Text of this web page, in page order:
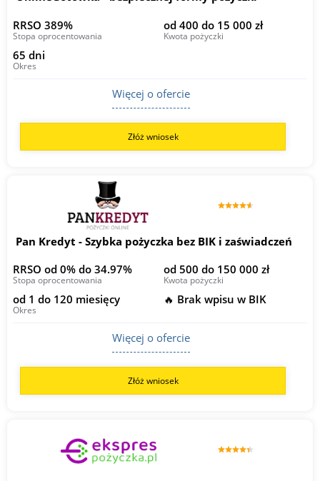
RRSO 389%
Stopa oprocentowania
od 400 do 15 000 zł
Kwota pożyczki
65 dni
Okres
Więcej o ofercie
Złóż wniosek
Pan Kredyt - Szybka pożyczka bez BIK i zaświadczeń
RRSO od 0% do 34.97%
Stopa oprocentowania
od 500 do 150 000 zł
Kwota pożyczki
od 1 do 120 miesięcy
Okres
🔥 Brak wpisu w BIK
Więcej o ofercie
Złóż wniosek